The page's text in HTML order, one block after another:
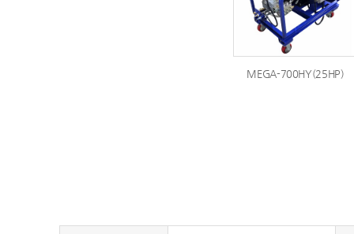
MEGA-700HY(25HP)